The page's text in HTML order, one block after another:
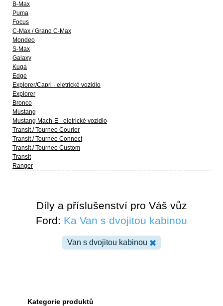
B-Max
Puma
Focus
C-Max / Grand C-Max
Mondeo
S-Max
Galaxy
Kuga
Edge
Explorer/Capri - eletrické vozidlo
Explorer
Bronco
Mustang
Mustang Mach-E - eletrické vozidlo
Transit / Tourneo Courier
Transit / Tourneo Connect
Transit / Tourneo Custom
Transit
Ranger
Díly a příslušenství pro Váš vůz
Ford: Ka Van s dvojitou kabinou
Van s dvojitou kabinou
Kategorie produktů